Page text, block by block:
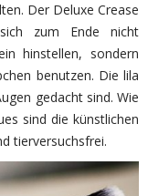
Der Deluxe Crease
zum Ende nicht
hinstellen, sondern
benutzen. Die lila
gedacht sind. Wie
sind die künstlichen
tierversuchsfrei.